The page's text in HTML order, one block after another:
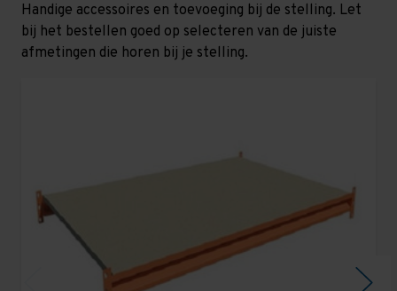
Handige accessoires en toevoeging bij de stelling. Let
bij het bestellen goed op selecteren van de juiste
afmetingen die horen bij je stelling.